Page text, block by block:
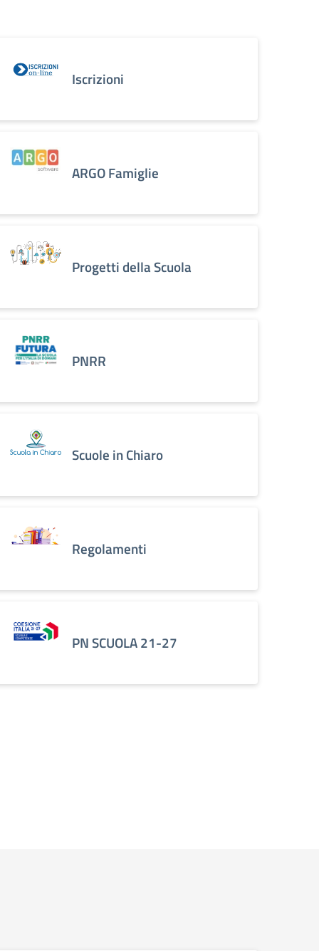
Iscrizioni
ARGO Famiglie
Progetti della Scuola
PNRR
Scuole in Chiaro
Regolamenti
PN SCUOLA 21-27